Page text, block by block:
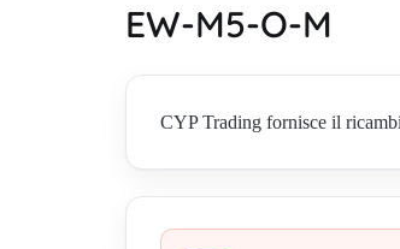
EW-M5-O-M
CYP Trading fornisce il